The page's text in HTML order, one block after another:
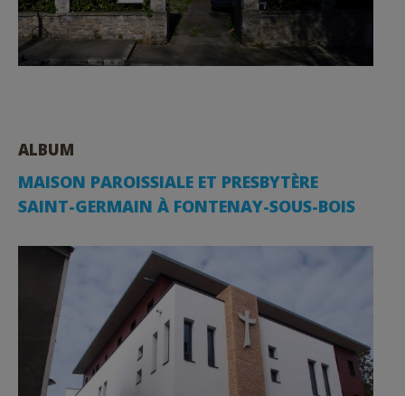
ALBUM
MAISON PAROISSIALE ET PRESBYTÈRE
SAINT-GERMAIN À FONTENAY-SOUS-BOIS